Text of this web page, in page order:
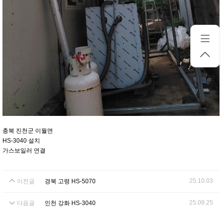
충북 진천군 이월면
HS-3040 설치
가스보일러 연결
이전글 경북 고령 HS-5070 25.10.03
다음글 인천 강화 HS-3040 25.09.25